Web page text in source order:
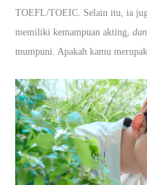
TOEFL/TOEIC. Selain itu, ia
memiliki kemampuan akting,
mumpuni. Apakah kamu